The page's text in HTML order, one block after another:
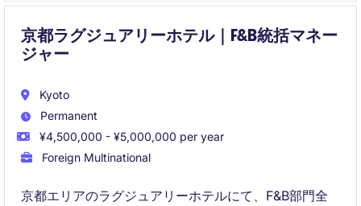
京都ラグジュアリーホテル｜F&B統括マネー
ジャー
Kyoto
Permanent
¥4,500,000 - ¥5,000,000 per year
Foreign Multinational
京都エリアのラグジュアリーホテルにて、F&B部門全